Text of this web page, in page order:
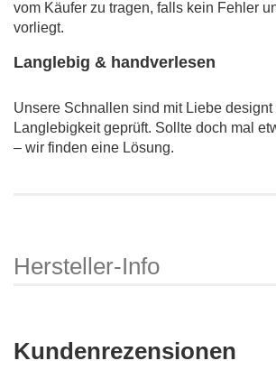
vom Käufer zu tragen, falls kein Fehler
vorliegt.
Langlebig & handverlesen
Unsere Schnallen sind mit Liebe designt
Langlebigkeit geprüft. Sollte doch mal
– wir finden eine Lösung.
Hersteller-Info
Kundenrezensionen